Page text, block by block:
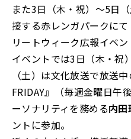
また3日（木・祝）～5日
接する赤レンガパークに
リートウィーク広報イベ
イベントでは3日（木・祝
（土）は文化放送で放送
FRIDAY』（毎週金曜日午
ーソナリティを務める内田
ントに参加。